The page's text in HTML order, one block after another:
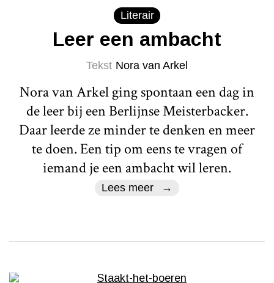
Literair
Leer een ambacht
Tekst Nora van Arkel
Nora van Arkel ging spontaan een dag in
de leer bij een Berlijnse Meisterbacker.
Daar leerde ze minder te denken en meer
te doen. Een tip om eens te vragen of
iemand je een ambacht wil leren.
Lees meer